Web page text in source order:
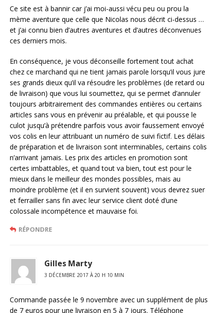
Ce site est à bannir car j’ai moi-aussi vécu peu ou prou la
mème aventure que celle que Nicolas nous décrit ci-dessus …
et j’ai connu bien d’autres aventures et d’autres déconvenues
ces derniers mois.
En conséquence, je vous déconseille fortement tout achat
chez ce marchand qui ne tient jamais parole lorsqu’il vous jure
ses grands dieux qu’il va résoudre les problèmes (de retard ou
de livraison) que vous lui soumettez, qui se permet d’annuler
toujours arbitrairement des commandes entières ou certains
articles sans vous en prévenir au préalable, et qui pousse le
culot jusqu’à prétendre parfois vous avoir faussement envoyé
vos colis en leur attribuant un numéro de suivi fictif. Les délais
de préparation et de livraison sont interminables, certains colis
n’arrivant jamais. Les prix des articles en promotion sont
certes imbattables, et quand tout va bien, tout est pour le
mieux dans le meilleur des mondes possibles, mais au
moindre problème (et il en survient souvent) vous devrez suer
et ferrailler sans fin avec leur service client doté d’une
colossale incompétence et mauvaise foi.
RÉPONDRE
Gilles Marty
3 DÉCEMBRE 2017 À 20 H 10 MIN
Commande passée le 9 novembre avec un supplément de plus
de 7 euros pour une livraison en 5 à 7 jours. Téléphone